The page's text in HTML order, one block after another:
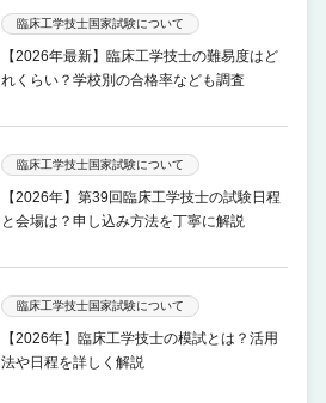
臨床工学技士国家試験について
【2026年最新】臨床工学技士の難易度はど
れくらい？学校別の合格率なども調査
臨床工学技士国家試験について
【2026年】第39回臨床工学技士の試験日程
と会場は？申し込み方法を丁寧に解説
臨床工学技士国家試験について
【2026年】臨床工学技士の模試とは？活用
法や日程を詳しく解説